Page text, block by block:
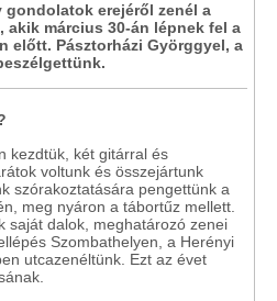
gondolatok erejéről zenél a
akik március 30-án lépnek fel a
előtt. Pásztorházi Györggyel, a
kezdtük, két gitárral és
voltunk és összejártunk
szórakoztatására pengettünk a
meg nyáron a tábortűz mellett.
saját dalok, meghatározó zenei
Szombathelyen, a Herényi
utcazenéltünk. Ezt az évet